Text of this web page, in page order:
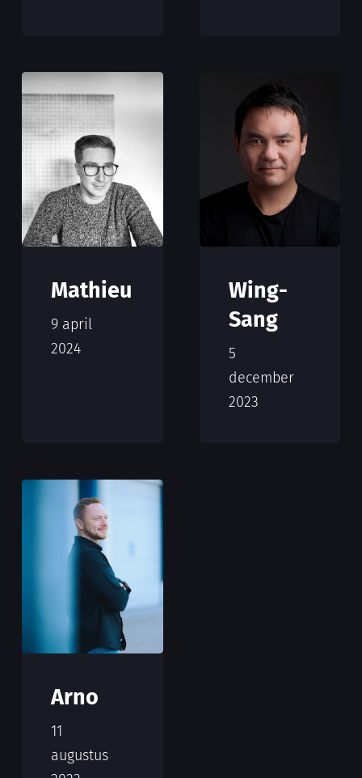
Mathieu
9 april
2024
Wing-
Sang
5
december
2023
Arno
11
augustus